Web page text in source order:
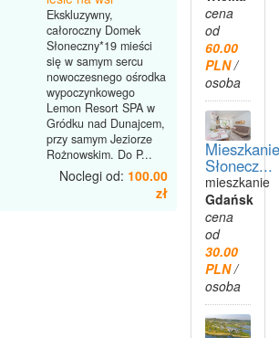
Ekskluzywny,
całoroczny Domek
Słoneczny*19 mieści
się w samym sercu
nowoczesnego ośrodka
wypoczynkowego
Lemon Resort SPA w
Gródku nad Dunajcem,
przy samym Jeziorze
Rożnowskim. Do P...
Noclegi od: 100.00
zł
cena
od
60.00
PLN/
osoba
Mieszkanie
Słonecz...
mieszkanie
Gdańsk
cena
od
30.00
PLN/
osoba